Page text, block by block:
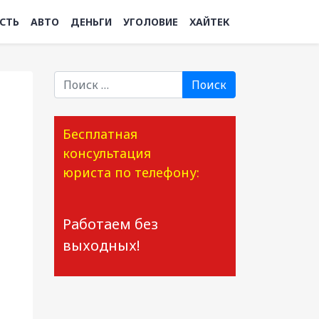
АВТО ДЕНЬГИ УГОЛОВИЕ ХАЙТЕК
Поиск
Бесплатная
консультация
юриста по телефону:
Работаем без
выходных!